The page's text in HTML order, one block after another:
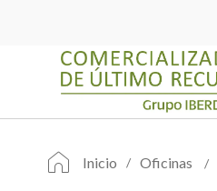
Inicio Oficinas